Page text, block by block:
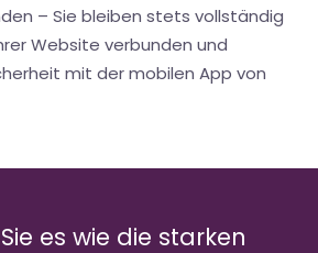
– Sie bleiben stets vollständig
Website verbunden und
mit der mobilen App von
es wie die starken